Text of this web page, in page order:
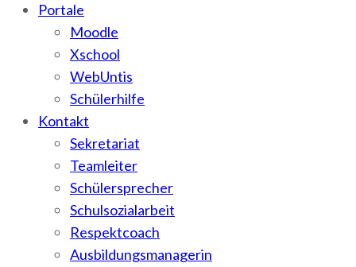
Portale
Moodle
Xschool
WebUntis
Schülerhilfe
Kontakt
Sekretariat
Teamleiter
Schülersprecher
Schulsozialarbeit
Respektcoach
Ausbildungsmanagerin